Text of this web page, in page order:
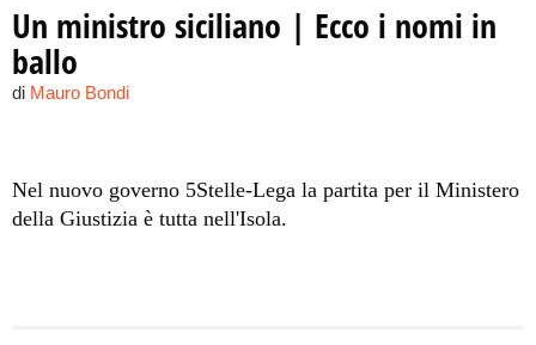
Un ministro siciliano | Ecco i nomi in
ballo
di Mauro Bondi
Nel nuovo governo 5Stelle-Lega la partita per il Ministero
della Giustizia è tutta nell'Isola.